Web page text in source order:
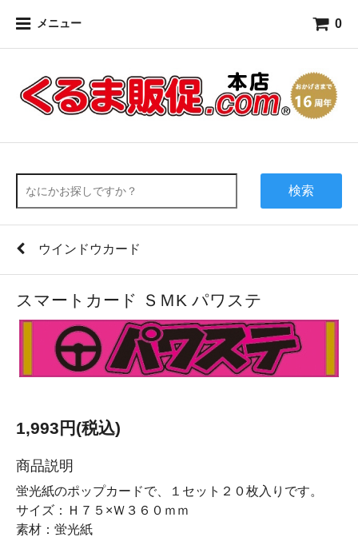
メニュー 0
検索
ウインドウカード
スマートカード ＳＭK パワステ
1,993円(税込)
商品説明
蛍光紙のポップカードで、１セット２０枚入りです。
サイズ：Ｈ７５×Ｗ３６０ｍｍ
素材：蛍光紙